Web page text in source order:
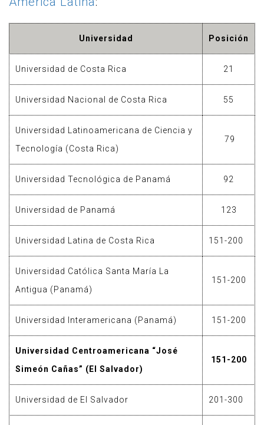
Universidad Posición
Universidad de Costa Rica 21
Universidad Nacional de Costa Rica 55
Universidad Latinoamericana de Ciencia y
Tecnología (Costa Rica)
79
Universidad Tecnológica de Panamá 92
Universidad de Panamá 123
Universidad Latina de Costa Rica 151-200
Universidad Católica Santa María La
Antigua (Panamá)
151-200
Universidad Interamericana (Panamá) 151-200
Universidad Centroamericana “José
Simeón Cañas” (El Salvador)
151-200
Universidad de El Salvador 201-300